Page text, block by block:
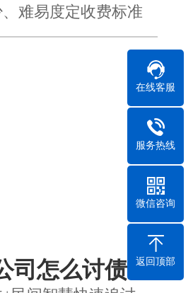
难易度定收费标准
司怎么讨债？
在线客服
服务热线
微信咨询
返回顶部